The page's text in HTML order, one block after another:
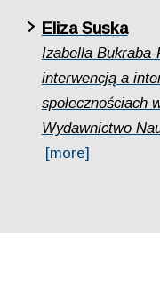
Eliza Suska
Izabella
interwencją a
społecznościach
Wydawnictwo
[more]